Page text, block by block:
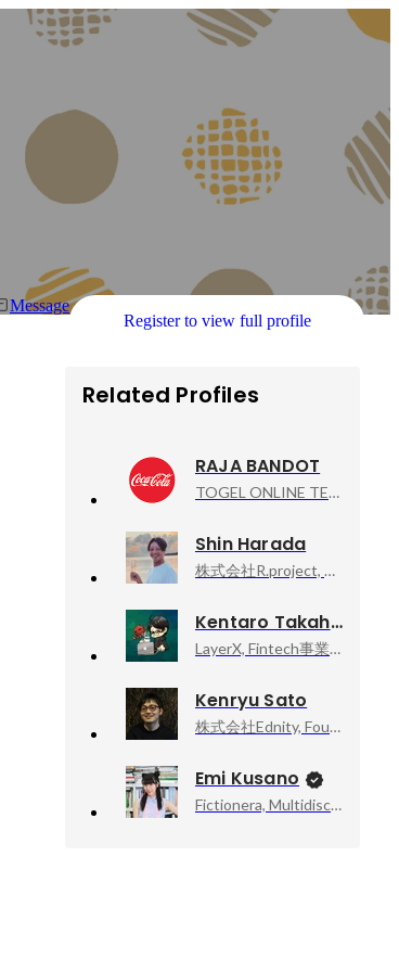
Message
Register to view full profile
Related Profiles
RAJA BANDOT
TOGEL ONLINE TERPERCAYA, SITUS JUDI ONLINE TERPERCAYA SE INDONESIA RAYA
Shin Harada
株式会社R.project, プロダクト戦略本部 本部長
Kentaro Takahashi
LayerX, Fintech事業部 VPoE
Kenryu Sato
株式会社Ednity, Founder & CEO
Emi Kusano
Fictionera, Multidisciplinary Artist / CEO / Co-Founder